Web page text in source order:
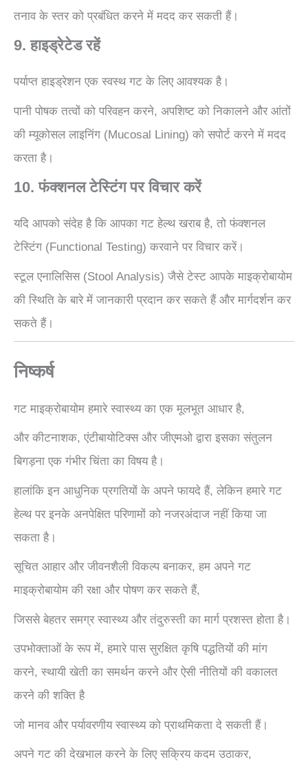
तनाव के स्तर को प्रबंधित करने में मदद कर सकती हैं।
9. हाइड्रेटेड रहें
पर्याप्त हाइड्रेशन एक स्वस्थ गट के लिए आवश्यक है।
पानी पोषक तत्वों को परिवहन करने, अपशिष्ट को निकालने और आंतों
की म्यूकोसल लाइनिंग (Mucosal Lining) को सपोर्ट करने में मदद
करता है।
10. फंक्शनल टेस्टिंग पर विचार करें
यदि आपको संदेह है कि आपका गट हेल्थ खराब है, तो फंक्शनल
टेस्टिंग (Functional Testing) करवाने पर विचार करें।
स्टूल एनालिसिस (Stool Analysis) जैसे टेस्ट आपके माइक्रोबायोम
की स्थिति के बारे में जानकारी प्रदान कर सकते हैं और मार्गदर्शन कर
सकते हैं।
निष्कर्ष
गट माइक्रोबायोम हमारे स्वास्थ्य का एक मूलभूत आधार है,
और कीटनाशक, एंटीबायोटिक्स और जीएमओ द्वारा इसका संतुलन
बिगड़ना एक गंभीर चिंता का विषय है।
हालांकि इन आधुनिक प्रगतियों के अपने फायदे हैं, लेकिन हमारे गट
हेल्थ पर इनके अनपेक्षित परिणामों को नजरअंदाज नहीं किया जा
सकता है।
सूचित आहार और जीवनशैली विकल्प बनाकर, हम अपने गट
माइक्रोबायोम की रक्षा और पोषण कर सकते हैं,
जिससे बेहतर समग्र स्वास्थ्य और तंदुरुस्ती का मार्ग प्रशस्त होता है।
उपभोक्ताओं के रूप में, हमारे पास सुरक्षित कृषि पद्धतियों की मांग
करने, स्थायी खेती का समर्थन करने और ऐसी नीतियों की वकालत
करने की शक्ति है
जो मानव और पर्यावरणीय स्वास्थ्य को प्राथमिकता दे सकती हैं।
अपने गट की देखभाल करने के लिए सक्रिय कदम उठाकर,